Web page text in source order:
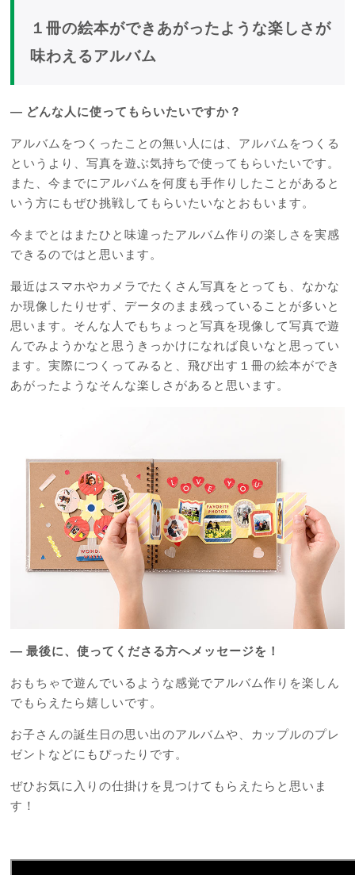
１冊の絵本ができあがったような楽しさが
味わえるアルバム
― どんな人に使ってもらいたいですか？
アルバムをつくったことの無い人には、アルバムをつくる
というより、写真を遊ぶ気持ちで使ってもらいたいです。
また、今までにアルバムを何度も手作りしたことがあると
いう方にもぜひ挑戦してもらいたいなとおもいます。
今までとはまたひと味違ったアルバム作りの楽しさを実感
できるのではと思います。
最近はスマホやカメラでたくさん写真をとっても、なかな
か現像したりせず、データのまま残っていることが多いと
思います。そんな人でもちょっと写真を現像して写真で遊
んでみようかなと思うきっかけになれば良いなと思ってい
ます。実際につくってみると、飛び出す１冊の絵本ができ
あがったようなそんな楽しさがあると思います。
― 最後に、使ってくださる方へメッセージを！
おもちゃで遊んでいるような感覚でアルバム作りを楽しん
でもらえたら嬉しいです。
お子さんの誕生日の思い出のアルバムや、カップルのプレ
ゼントなどにもぴったりです。
ぜひお気に入りの仕掛けを見つけてもらえたらと思いま
す！